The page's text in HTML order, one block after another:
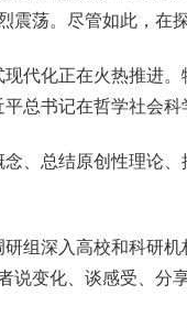
震荡。尽管如此，在
代化正在火热推进
总书记在哲学社会
念、总结原创性理论
组深入高校和科研
说变化、谈感受、分